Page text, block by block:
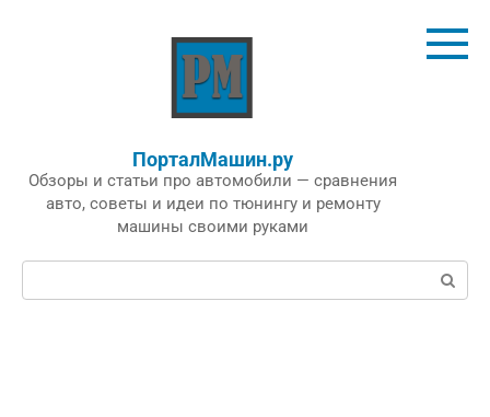
ПорталМашин.ру
Обзоры и статьи про автомобили — сравнения
авто, советы и идеи по тюнингу и ремонту
машины своими руками
Поиск: